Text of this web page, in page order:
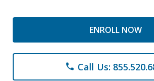
ENROLL NOW
phone Call Us: